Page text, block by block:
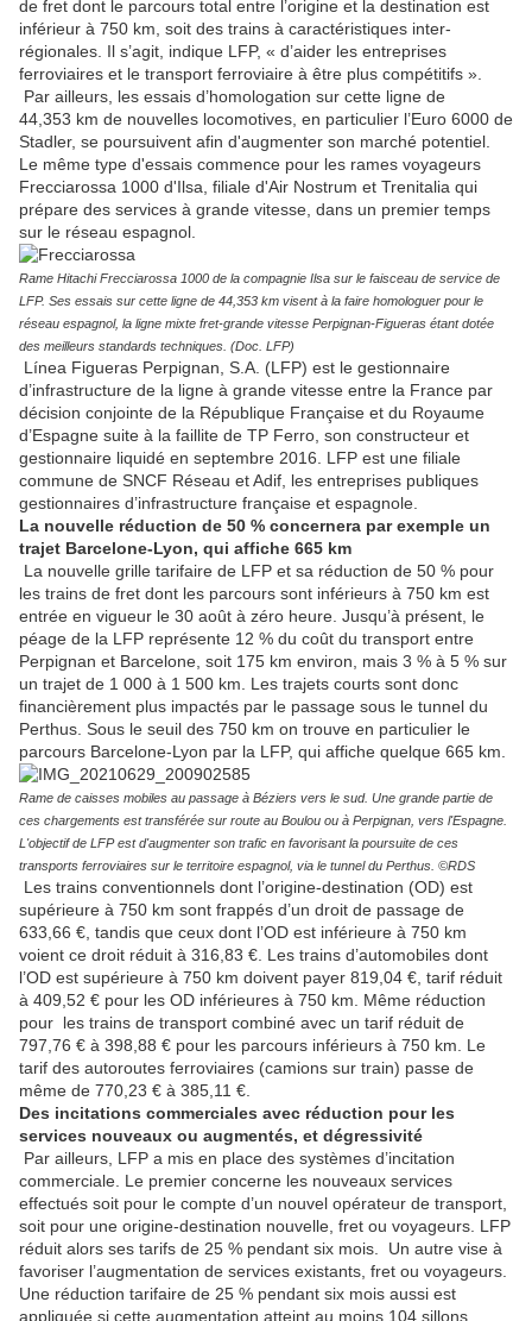
de fret dont le parcours total entre l’origine et la destination est
inférieur à 750 km, soit des trains à caractéristiques inter-
régionales. Il s’agit, indique LFP, « d’aider les entreprises
ferroviaires et le transport ferroviaire à être plus compétitifs ».
Par ailleurs, les essais d’homologation sur cette ligne de
44,353 km de nouvelles locomotives, en particulier l’Euro 6000 de
Stadler, se poursuivent afin d'augmenter son marché potentiel.
Le même type d'essais commence pour les rames voyageurs
Frecciarossa 1000 d'Ilsa, filiale d'Air Nostrum et Trenitalia qui
prépare des services à grande vitesse, dans un premier temps
sur le réseau espagnol.
Rame Hitachi Frecciarossa 1000 de la compagnie Ilsa sur le faisceau de service de
LFP. Ses essais sur cette ligne de 44,353 km visent à la faire homologuer pour le
réseau espagnol, la ligne mixte fret-grande vitesse Perpignan-Figueras étant dotée
des meilleurs standards techniques. (Doc. LFP)
Línea Figueras Perpignan, S.A. (LFP) est le gestionnaire
d’infrastructure de la ligne à grande vitesse entre la France par
décision conjointe de la République Française et du Royaume
d’Espagne suite à la faillite de TP Ferro, son constructeur et
gestionnaire liquidé en septembre 2016. LFP est une filiale
commune de SNCF Réseau et Adif, les entreprises publiques
gestionnaires d’infrastructure française et espagnole.
La nouvelle réduction de 50 % concernera par exemple un
trajet Barcelone-Lyon, qui affiche 665 km
La nouvelle grille tarifaire de LFP et sa réduction de 50 % pour
les trains de fret dont les parcours sont inférieurs à 750 km est
entrée en vigueur le 30 août à zéro heure. Jusqu’à présent, le
péage de la LFP représente 12 % du coût du transport entre
Perpignan et Barcelone, soit 175 km environ, mais 3 % à 5 % sur
un trajet de 1 000 à 1 500 km. Les trajets courts sont donc
financièrement plus impactés par le passage sous le tunnel du
Perthus. Sous le seuil des 750 km on trouve en particulier le
parcours Barcelone-Lyon par la LFP, qui affiche quelque 665 km.
Rame de caisses mobiles au passage à Béziers vers le sud. Une grande partie de
ces chargements est transférée sur route au Boulou ou à Perpignan, vers l'Espagne.
L'objectif de LFP est d'augmenter son trafic en favorisant la poursuite de ces
transports ferroviaires sur le territoire espagnol, via le tunnel du Perthus. ©RDS
Les trains conventionnels dont l’origine-destination (OD) est
supérieure à 750 km sont frappés d’un droit de passage de
633,66 €, tandis que ceux dont l’OD est inférieure à 750 km
voient ce droit réduit à 316,83 €. Les trains d’automobiles dont
l’OD est supérieure à 750 km doivent payer 819,04 €, tarif réduit
à 409,52 € pour les OD inférieures à 750 km. Même réduction
pour les trains de transport combiné avec un tarif réduit de
797,76 € à 398,88 € pour les parcours inférieurs à 750 km. Le
tarif des autoroutes ferroviaires (camions sur train) passe de
même de 770,23 € à 385,11 €.
Des incitations commerciales avec réduction pour les
services nouveaux ou augmentés, et dégressivité
Par ailleurs, LFP a mis en place des systèmes d’incitation
commerciale. Le premier concerne les nouveaux services
effectués soit pour le compte d’un nouvel opérateur de transport,
soit pour une origine-destination nouvelle, fret ou voyageurs. LFP
réduit alors ses tarifs de 25 % pendant six mois. Un autre vise à
favoriser l’augmentation de services existants, fret ou voyageurs.
Une réduction tarifaire de 25 % pendant six mois aussi est
appliquée si cette augmentation atteint au moins 104 sillons